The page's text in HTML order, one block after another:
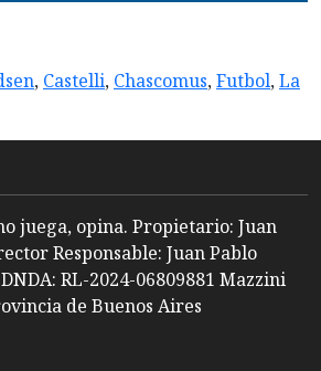
, Castelli, Chascomus,Futbol,La
juega, opina. Propietario: Juan
Responsable: Juan Pablo
RL-2024-06809881 Mazzini
de Buenos Aires